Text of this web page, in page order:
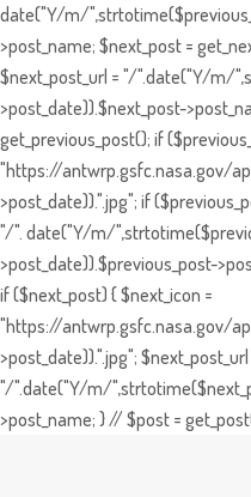
date("Y/m/
>post_name; $next_post =
$next_post_url = "/".date("Y/m/
>post_date)).$next_post-
get_previous_post(); if
"https://antwrp.gsfc.nasa.gov/
>post_date)).".jpg"; if
"/". date("Y/m/
>post_date)).$previous_post-
if ($next_post) { $next_icon =
"https://antwrp.gsfc.nasa.gov/
>post_date)).".jpg"; $next_post_url
"/".date("Y/m/
>post_name; } // $post =